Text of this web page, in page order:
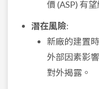
價 (ASP) 有
潛在風險:
新廠的建置
外部因素影
對外揭露。